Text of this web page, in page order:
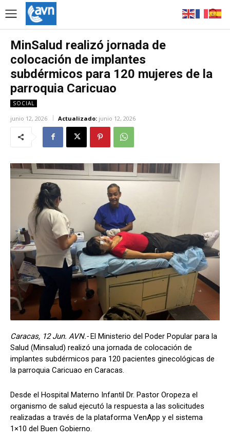
MinSalud realizó jornada de
colocación de implantes
subdérmicos para 120 mujeres de la
parroquia Caricuao
SOCIAL
junio 12, 2026 Actualizado: junio 12, 2026
Caracas, 12 Jun. AVN.-El Ministerio del Poder Popular para la
Salud (Minsalud) realizó una jornada de colocación de
implantes subdérmicos para 120 pacientes ginecológicas de
la parroquia Caricuao en Caracas.
Desde el Hospital Materno Infantil Dr. Pastor Oropeza el
organismo de salud ejecutó la respuesta a las solicitudes
realizadas a través de la plataforma VenApp y el sistema
1×10 del Buen Gobierno.